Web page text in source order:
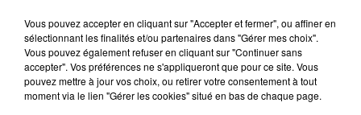
Jeux Voir plus
Vous pouvez accepter en cliquant sur "Accepter et fermer", ou affiner en
sélectionnant les finalités et/ou partenaires dans "Gérer mes choix".
Vous pouvez également refuser en cliquant sur "Continuer sans
accepter". Vos préférences ne s'appliqueront que pour ce site. Vous
pouvez mettre à jour vos choix, ou retirer votre consentement à tout
moment via le lien "Gérer les cookies" situé en bas de chaque page.